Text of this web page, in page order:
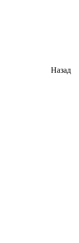
Назад